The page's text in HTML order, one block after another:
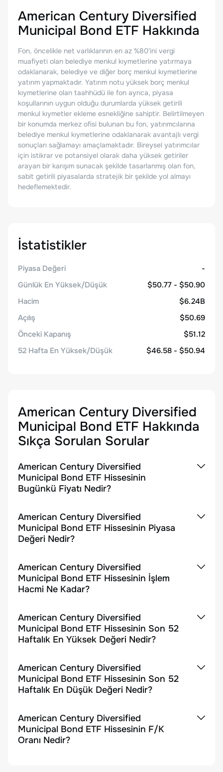
American Century Diversified
Municipal Bond ETF Hakkında
Fon, öncelikle net varlıklarının en az %80'ini vergi
muafiyeti olan belediye menkul kıymetlerine yatırmaya
odaklanarak, belediye ve diğer borç menkul kıymetlerine
yatırım yapmaktadır. Yatırım notu yüksek borç menkul
kıymetlerine olan taahhüdü ile fon ayrıca, piyasa
koşullarının uygun olduğu durumlarda yüksek getirili
menkul kıymetler ekleme esnekliğine sahiptir. Belirtilmeyen
bir konumda merkez ofisi bulunan bu fon, yatırımcılarına
belediye menkul kıymetlerine odaklanarak avantajlı vergi
sonuçları sağlamayı amaçlamaktadır. Bireysel yatırımcılar
için istikrar ve potansiyel olarak daha yüksek getiriler
arayan bir karışım sunacak şekilde tasarlanmış olan fon,
sabit getirili piyasalarda stratejik bir şekilde yol almayı
hedeflemektedir.
İstatistikler
Piyasa Değeri
-
Günlük En Yüksek/Düşük
$50.77 - $50.90
Hacim
$6.24B
Açılış
$50.69
Önceki Kapanış
$51.12
52 Hafta En Yüksek/Düşük
$46.58 - $50.94
American Century Diversified
Municipal Bond ETF Hakkında
Sıkça Sorulan Sorular
American Century Diversified
Municipal Bond ETF Hissesinin
Bugünkü Fiyatı Nedir?
American Century Diversified
Municipal Bond ETF Hissesinin Piyasa
Değeri Nedir?
American Century Diversified
Municipal Bond ETF Hissesinin İşlem
Hacmi Ne Kadar?
American Century Diversified
Municipal Bond ETF Hissesinin Son 52
Haftalık En Yüksek Değeri Nedir?
American Century Diversified
Municipal Bond ETF Hissesinin Son 52
Haftalık En Düşük Değeri Nedir?
American Century Diversified
Municipal Bond ETF Hissesinin F/K
Oranı Nedir?